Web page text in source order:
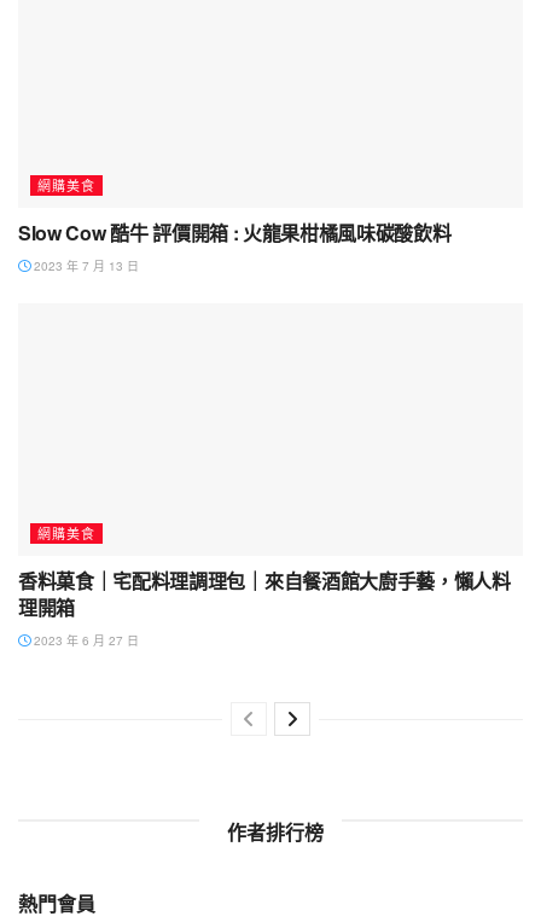
網購美食
Slow Cow 酷牛 評價開箱 : 火龍果柑橘風味碳酸飲料
2023 年 7 月 13 日
網購美食
香料菓食｜宅配料理調理包｜來自餐酒館大廚手藝，懶人料
理開箱
2023 年 6 月 27 日
作者排行榜
熱門會員